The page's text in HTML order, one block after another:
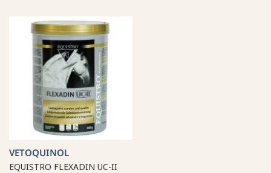
VETOQUINOL
EQUISTRO FLEXADIN UC-II